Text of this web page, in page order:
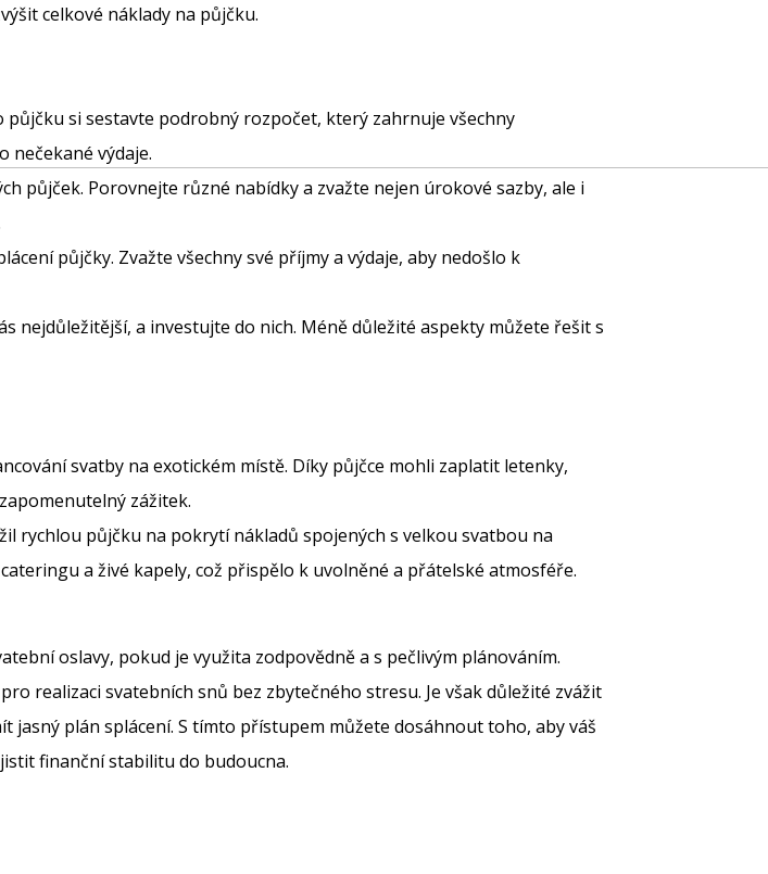
celkové náklady na půjčku.
půjčku si sestavte podrobný rozpočet, který zahrnuje všechny
nečekané výdaje.
půjček. Porovnejte různé nabídky a zvažte nejen úrokové sazby, ale i
půjčky. Zvažte všechny své příjmy a výdaje, aby nedošlo k
nejdůležitější, a investujte do nich. Méně důležité aspekty můžete řešit s
svatby na exotickém místě. Díky půjčce mohli zaplatit letenky,
zážitek.
rychlou půjčku na pokrytí nákladů spojených s velkou svatbou na
a živé kapely, což přispělo k uvolněné a přátelské atmosféře.
oslavy, pokud je využita zodpovědně a s pečlivým plánováním.
realizaci svatebních snů bez zbytečného stresu. Je však důležité zvážit
plán splácení. S tímto přístupem můžete dosáhnout toho, aby váš
finanční stabilitu do budoucna.